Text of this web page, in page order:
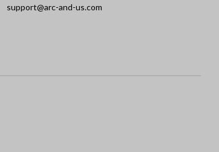
support@arc-and-us.com